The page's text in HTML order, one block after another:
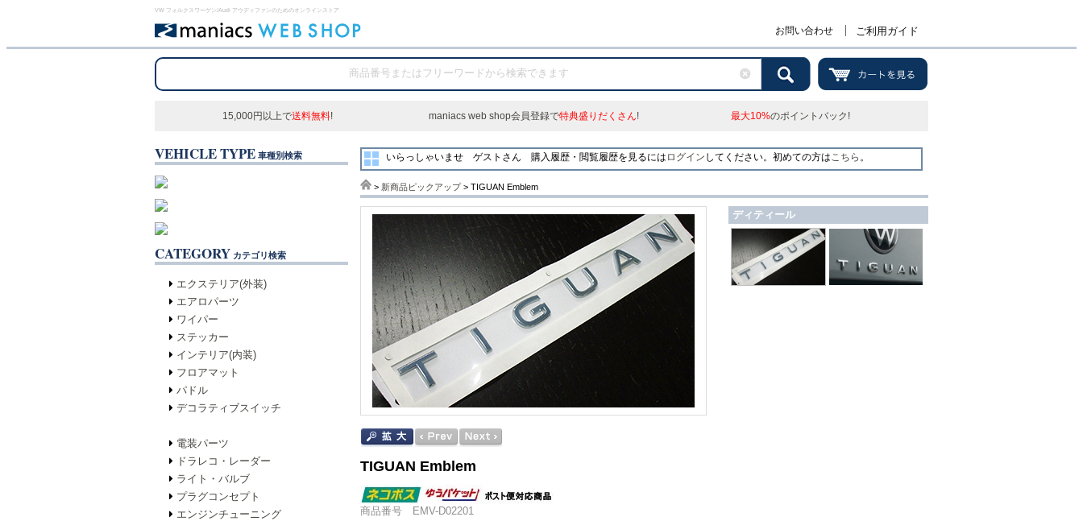
VW フォルクスワーゲン/Audi アウディファンのためのオンラインストア
お問い合わせ ご利用ガイド
15,000円以上で送料無料! maniacs web shop会員登録で特典盛りだくさん! 最大10%のポイントバック!
VEHICLE TYPE 車種別検索
CATEGORY カテゴリ検索
エクステリア(外装)
エアロパーツ
ワイパー
ステッカー
インテリア(内装)
フロアマット
パドル
デコラティブスイッチ
電装パーツ
ドラレコ・レーダー
ライト・バルブ
プラグコンセプト
エンジンチューニング
いらっしゃいませ ゲストさん 購入履歴・閲覧履歴を見るには ログイン してください。初めての方はこちら 。
> 新商品ピックアップ> TIGUAN Emblem
TIGUAN Emblem
商品番号 EMV-D02201
ディティール